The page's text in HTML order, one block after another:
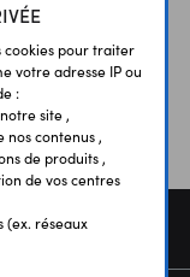
cookies pour traiter
votre adresse IP ou
:
site ,
contenus ,
de produits ,
de vos centres
(ex. réseaux